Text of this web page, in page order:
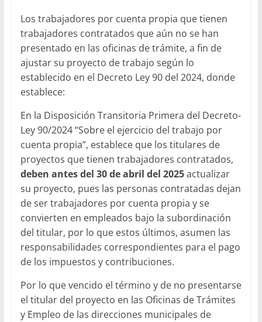
Los trabajadores por cuenta propia que tienen
trabajadores contratados que aún no se han
presentado en las oficinas de trámite, a fin de
ajustar su proyecto de trabajo según lo
establecido en el Decreto Ley 90 del 2024, donde
establece:
En la Disposición Transitoria Primera del Decreto-
Ley 90/2024 “Sobre el ejercicio del trabajo por
cuenta propia”, establece que los titulares de
proyectos que tienen trabajadores contratados,
deben antes del 30 de abril del 2025actualizar
su proyecto, pues las personas contratadas dejan
de ser trabajadores por cuenta propia y se
convierten en empleados bajo la subordinación
del titular, por lo que estos últimos, asumen las
responsabilidades correspondientes para el pago
de los impuestos y contribuciones.
Por lo que vencido el término y de no presentarse
el titular del proyecto en las Oficinas de Trámites
y Empleo de las direcciones municipales de